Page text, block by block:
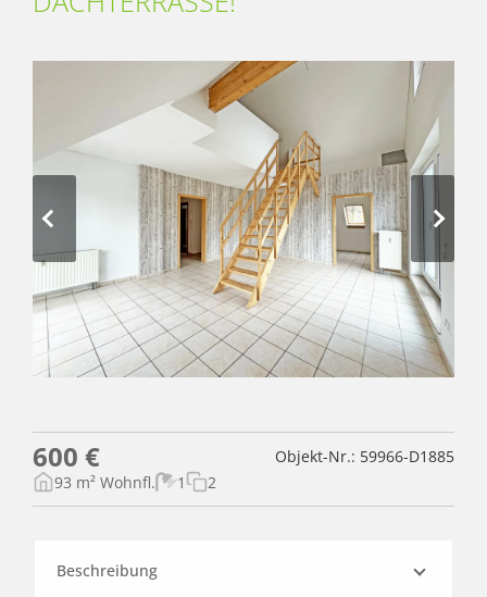
600 €
Objekt-Nr.: 59966-D1885
93 m² Wohnfl.
1 2
Beschreibung